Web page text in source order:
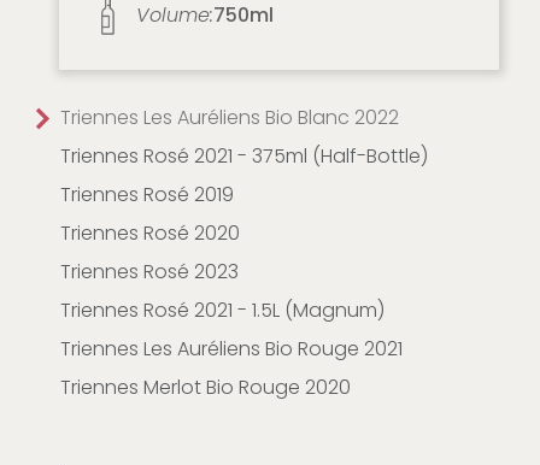
Triennes Les Auréliens Bio Blanc 2022
Triennes Rosé 2021 - 375ml (Half-Bottle)
Triennes Rosé 2019
Triennes Rosé 2020
Triennes Rosé 2023
Triennes Rosé 2021 - 1.5L (Magnum)
Triennes Les Auréliens Bio Rouge 2021
Triennes Merlot Bio Rouge 2020
Volume:750ml